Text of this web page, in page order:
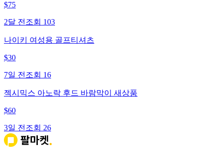
$75
2달 전 조회 103
나이키 여성용 골프티셔츠
$30
7일 전 조회 16
젝시믹스 아노락 후드 바람막이 새상품
$60
3일 전 조회 26